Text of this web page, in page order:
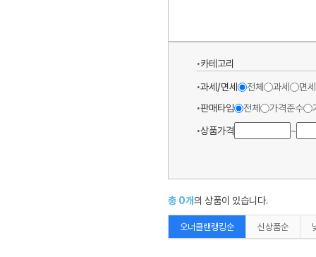
카테고리
과세/면세
전체 과세
면세
판매타입
전체 가격준수
상품가격
~
총 0개의 상품이 있습니다.
오너클랜랭킹순 신상품순